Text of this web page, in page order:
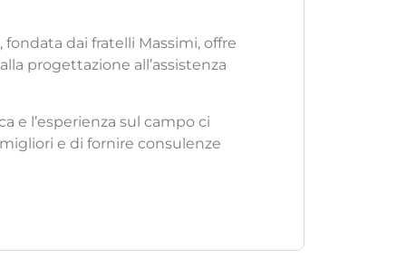
dai fratelli Massimi, offre
progettazione all’assistenza
e l’esperienza sul campo ci
e di fornire consulenze